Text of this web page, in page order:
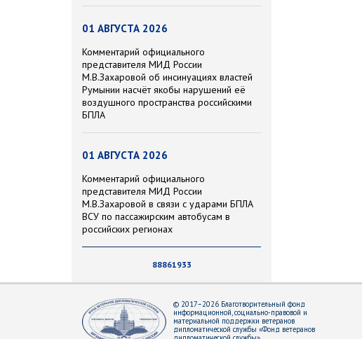
01 АВГУСТА 2026
Комментарий официального
представителя МИД России
М.В.Захаровой об инсинуациях властей
Румынии насчёт якобы нарушений её
воздушного пространства российскими
БПЛА
01 АВГУСТА 2026
Комментарий официального
представителя МИД России
М.В.Захаровой в связи с ударами БПЛА
ВСУ по пассажирским автобусам в
российских регионах
88861933
© 2017–2026 Благотворительный фонд
информационной, социально-правовой и
материальной поддержки ветеранов
дипломатической службы «Фонд ветеранов